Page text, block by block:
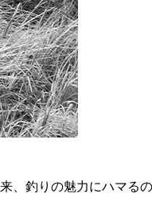
釣りの魅力にハマる